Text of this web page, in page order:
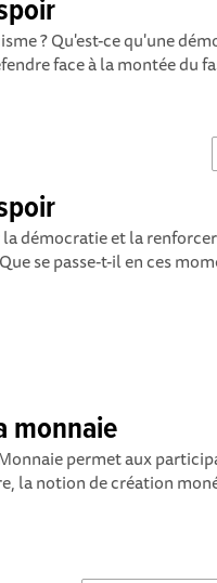
? Qu'est-ce qu'une
face à la montée du
démocratie et la
se passe-t-il en ces
monnaie
permet aux
la notion de création